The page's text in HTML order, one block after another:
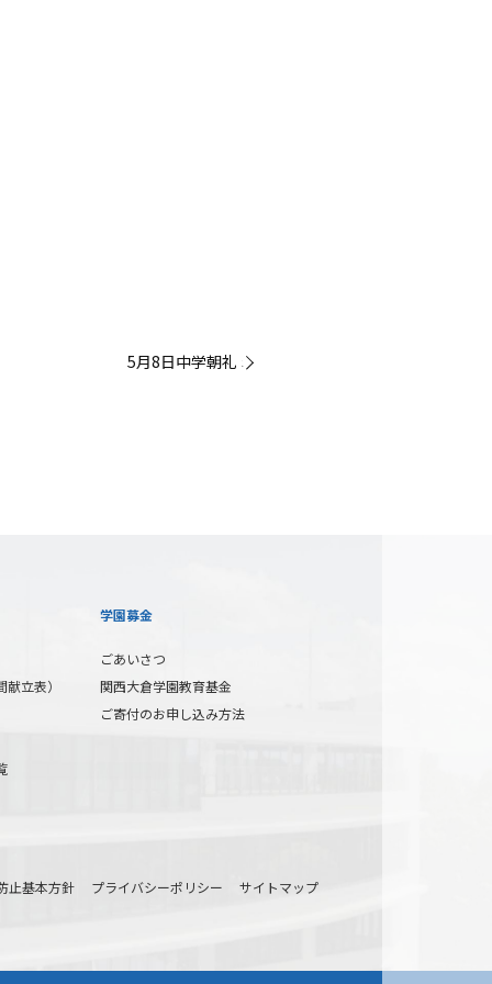
5月8日中学朝礼 »
立表）
学園募金
ごあいさつ
関西大倉学園教育基金
ご寄付のお申し込み方法
止基本方針 プライバシーポリシー サイトマップ